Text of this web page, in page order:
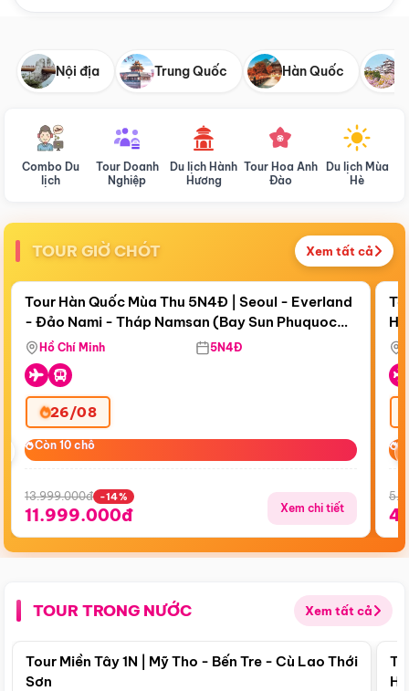
Nội địa Trung Quốc Hàn Quốc
Combo Du
lịch
Tour Doanh
Nghiệp
Du lịch Hành
Hương
Tour Hoa Anh
Đào
Du lịch Mùa
Hè
TOUR GIỜ CHÓT Xem tất cả
Còn18 ngày 20:54:37
Bay Sun Phuquoc Airways
Điểm nổi bật
Tour Hàn Quốc Mùa Thu 5N4Đ | Seoul - Everland
- Đảo Nami - Tháp Namsan (Bay Sun Phuquoc
Airways)
Hồ Chí Minh 5N4Đ
26/08
Còn 10 chỗ
Còn 10 chỗ
13.999.000đ -14%
11.999.000đ Xem chi tiết
TOUR TRONG NƯỚC Xem tất cả
Điểm nổi bật
Tour Miền Tây 1N | Mỹ Tho - Bến Tre - Cù Lao Thới
Sơn